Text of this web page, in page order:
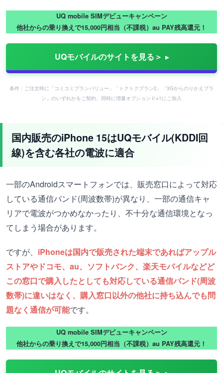
UQ mobile SIMデビューキャンペーン
他社からの乗り換えで15,000円相当（不課税）au PAY残高還元！
UQモバイルのサイトを見る＞
条件：ご注文時に「コミコミプランバリュー」「トクトクプラン2」「3Gからのりかえプラ
ン」のいずれかをご契約、同時に増量オプションⅡ※1にご加入
国内販売のiPhone 15はUQモバイル(KDDI回
線)を含む各社の電波に適合
一部のAndroidスマートフォンでは、販売窓口によって対応
している通信バンド(周波数帯)が異なり、一部の通信キャ
リアで電波がつかめなかったり、不十分な通信環境となっ
てしまう場合があります。
ですが、 iPhoneは国内で販売された端末であればアップル
ストアやドコモ、au、ソフトバンク、楽天モバイルなどど
この窓口で購入したとしても対応している通信バンド(周波
数帯)に違いはなく、購入窓口以外の他社に持ち込んでも問
題なく通信が可能です。
UQ mobile SIMデビューキャンペーン
他社からの乗り換えで15,000円相当（不課税）au PAY残高還元！